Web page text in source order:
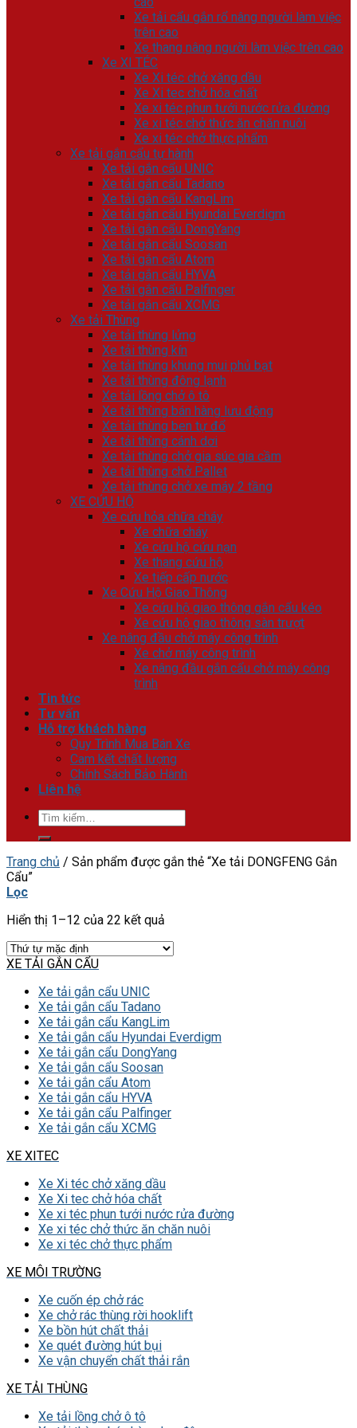
Xe tải cẩu gắn rổ nâng người làm việc
trên cao
Xe thang nâng người làm việc trên cao
Xe XI TÉC
Xe Xi téc chở xăng dầu
Xe Xi tec chở hóa chất
Xe xi téc phun tưới nước rửa đường
Xe xi téc chở thức ăn chăn nuôi
Xe xi téc chở thực phẩm
Xe tải gắn cẩu tự hành
Xe tải gắn cẩu UNIC
Xe tải gắn cẩu Tadano
Xe tải gắn cẩu KangLim
Xe tải gắn cẩu Hyundai Everdigm
Xe tải gắn cẩu DongYang
Xe tải gắn cẩu Soosan
Xe tải gắn cẩu Atom
Xe tải gắn cẩu HYVA
Xe tải gắn cẩu Palfinger
Xe tải gắn cẩu XCMG
Xe tải Thùng
Xe tải thùng lửng
Xe tải thùng kín
Xe tải thùng khung mui phủ bạt
Xe tải thùng đông lạnh
Xe tải lồng chở ô tô
Xe tải thùng bán hàng lưu động
Xe tải thùng ben tự đổ
Xe tải thùng cánh dơi
Xe tải thùng chở gia súc gia cầm
Xe tải thùng chở Pallet
Xe tải thùng chở xe máy 2 tầng
XE CỨU HỘ
Xe cứu hỏa chữa cháy
Xe chữa cháy
Xe cứu hộ cứu nạn
Xe thang cứu hộ
Xe tiếp cấp nước
Xe Cứu Hộ Giao Thông
Xe cứu hộ giao thông gắn cẩu kéo
Xe cứu hộ giao thông sàn trượt
Xe nâng đầu chở máy công trình
Xe chở máy công trình
Xe nâng đầu gắn cẩu chở máy công
trình
Tin tức
Tư vấn
Hỗ trợ khách hàng
Quy Trình Mua Bán Xe
Cam kết chất lượng
Chính Sách Bảo Hành
Liên hệ
Tìm
kiếm:
Trang chủ / Sản phẩm được gắn thẻ “Xe tải DONGFENG Gắn
Cẩu”
Lọc
Hiển thị 1–12 của 22 kết quả
XE TẢI GẮN CẨU
Xe tải gắn cẩu UNIC
Xe tải gắn cẩu Tadano
Xe tải gắn cẩu KangLim
Xe tải gắn cẩu Hyundai Everdigm
Xe tải gắn cẩu DongYang
Xe tải gắn cẩu Soosan
Xe tải gắn cẩu Atom
Xe tải gắn cẩu HYVA
Xe tải gắn cẩu Palfinger
Xe tải gắn cẩu XCMG
XE XITEC
Xe Xi téc chở xăng dầu
Xe Xi tec chở hóa chất
Xe xi téc phun tưới nước rửa đường
Xe xi téc chở thức ăn chăn nuôi
Xe xi téc chở thực phẩm
XE MÔI TRƯỜNG
Xe cuốn ép chở rác
Xe chở rác thùng rời hooklift
Xe bồn hút chất thải
Xe quét đường hút bụi
Xe vận chuyển chất thải rắn
XE TẢI THÙNG
Xe tải lồng chở ô tô